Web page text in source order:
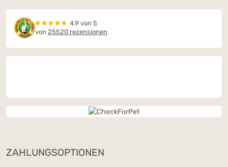
4.9 von 5
von 25520 rezensionen
ZAHLUNGSOPTIONEN